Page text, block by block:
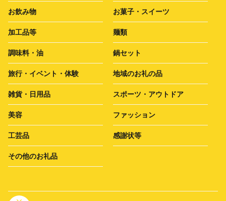
お飲み物 お菓子・スイーツ
加工品等 麺類
調味料・油 鍋セット
旅行・イベント・体験 地域のお礼の品
雑貨・日用品 スポーツ・アウトドア
美容 ファッション
工芸品 感謝状等
その他のお礼品